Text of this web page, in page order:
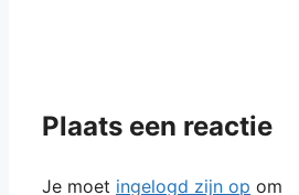
Plaats een reactie
Je moet ingelogd zijn op om